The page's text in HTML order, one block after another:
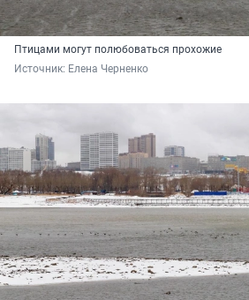
Птицами могут полюбоваться прохожие
Источник: Елена Черненко